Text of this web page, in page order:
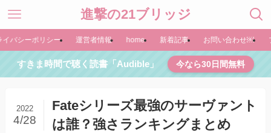
進撃の21ブリッジ
イバシーポリシー 運営者情報 home 新着記事 お問い合わせ￼
すきま時間で聴く読書「Audible」 今なら30日間無料
Fateシリーズ最強のサーヴァント
は誰？強さランキングまとめ
2022
4/28